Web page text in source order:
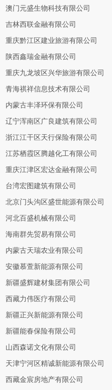
澳门元盛生物科技有限公司
吉林西联金融有限公司
重庆黔江区建业旅游有限公司
陕西鑫瑞金融有限公司
重庆九龙坡区兴华旅游有限公司
青海祺祥信息技术有限公司
内蒙古丰泽环保有限公司
辽宁浑南区广良建筑有限公司
浙江江干区天行保险有限公司
江苏栖霞区腾越化工有限公司
重庆江津区宏达金融有限公司
台湾宏图建筑有限公司
北京门头沟区盛世能源有限公司
河北百盛机械有限公司
海南群先贸易有限公司
内蒙古天瑞农业有限公司
安徽慕萱新能源有限公司
新疆盛辉建材集团有限公司
西藏力伟医疗有限公司
新疆正兴新能源有限公司
新疆能春保险有限公司
山西森诺文化有限公司
天津宁河区精诚新能源有限公司
西藏金宸房地产有限公司